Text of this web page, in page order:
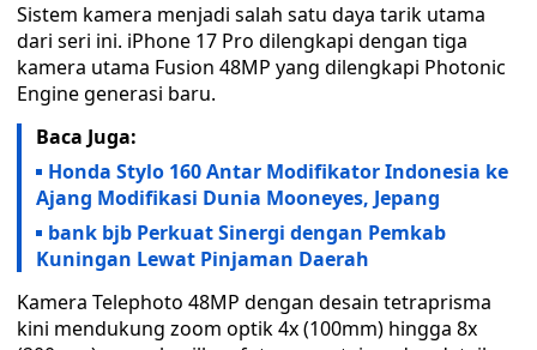
Sistem kamera menjadi salah satu daya tarik utama
dari seri ini. iPhone 17 Pro dilengkapi dengan tiga
kamera utama Fusion 48MP yang dilengkapi Photonic
Engine generasi baru.
Baca Juga:
Honda Stylo 160 Antar Modifikator Indonesia ke
Ajang Modifikasi Dunia Mooneyes, Jepang
bank bjb Perkuat Sinergi dengan Pemkab
Kuningan Lewat Pinjaman Daerah
Kamera Telephoto 48MP dengan desain tetraprisma
kini mendukung zoom optik 4x (100mm) hingga 8x